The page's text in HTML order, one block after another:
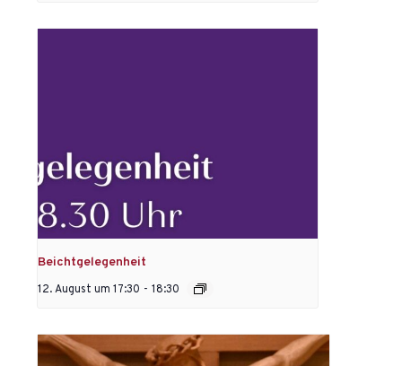
Beichtgelegenheit
12. August um 17:30 - 18:30